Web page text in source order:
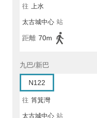
往 上水
太古城中心 站
距離 70m
九巴/新巴
N122
往 筲箕灣
太古城中心 站